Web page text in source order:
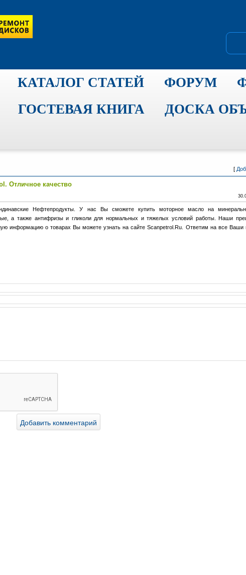
КАТАЛОГ СТАТЕЙ ФОРУМ
ГОСТЕВАЯ КНИГА
ДОСКА
[
Отличное качество
Нефтепродукты. У нас Вы сможете купить моторное масло на
а также антифризы и гликоли для нормальных и тяжелых условий работы. Наши
информацию о товарах Вы можете узнать на сайте Scanpetrol.Ru. Ответим на все Ваши